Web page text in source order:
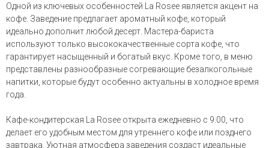
Одной из ключевых особенностей La Rosee является акцент на
кофе. Заведение предлагает ароматный кофе, который
идеально дополнит любой десерт. Мастера-бариста
используют только высококачественные сорта кофе, что
гарантирует насыщенный и богатый вкус. Кроме того, в меню
представлены разнообразные согревающие безалкогольные
напитки, которые будут особенно актуальны в холодное время
года.
Кафе-кондитерская La Rosee открыта ежедневно с 9:00, что
делает его удобным местом для утреннего кофе или позднего
завтрака. Уютная атмосфера заведения создаст идеальные